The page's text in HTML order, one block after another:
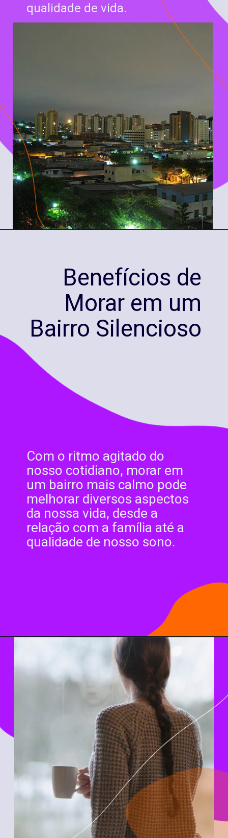
qualidade de vida.
Benefícios de
Morar em um
Bairro Silencioso
Com o ritmo agitado do
nosso cotidiano, morar em
um bairro mais calmo pode
melhorar diversos aspectos
da nossa vida, desde a
relação com a família até a
qualidade de nosso sono.